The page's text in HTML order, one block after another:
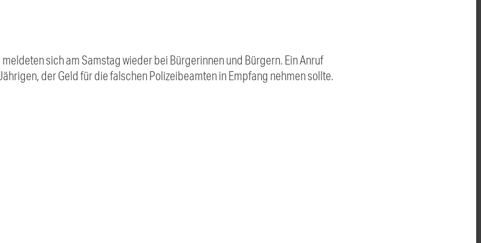
meldeten sich am Samstag wieder bei Bürgerinnen und Bürgern. Ein Anruf
der Geld für die falschen Polizeibeamten in Empfang nehmen sollte.